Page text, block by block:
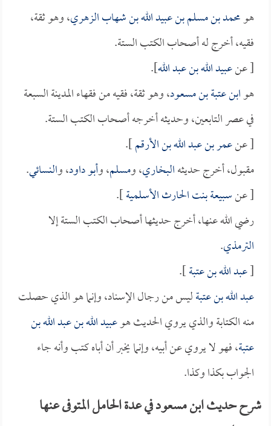
هومحمد بن مسلم بن عبيد الله بن شهاب الزهري، وهو ثقة،
فقيه، أخرج له أصحاب الكتب الستة.
[ عنعبيد الله بن عبد الله].
هوابن عتبة بن مسعود، وهو ثقة، فقيه من فقهاء المدينة السبعة
في عصر التابعين، وحديثه أخرجه أصحاب الكتب الستة.
[ عنعمر بن عبد الله بن الأرقم].
مقبول، أخرج حديثهالبخاري، ومسلم، وأبو داود، والنسائي.
[ عنسبيعة بنت الحارث الأسلمية].
رضي الله عنها، أخرج حديثها أصحاب الكتب الستة إلا
الترمذي.
[عبد الله بن عتبة].
عبد الله بن عتبةليس من رجال الإسناد، وإنما هو الذي حصلت
منه الكتابة والذي يروي الحديث هوعبيد الله بن عبد الله بن
عتبة، فهو لا يروي عن أبيه، وإنما يخبر أن أباه كتب وأنه جاء
الجواب بكذا وكذا.
شرح حديث ابن مسعود في عدة الحامل المتوفى عنها